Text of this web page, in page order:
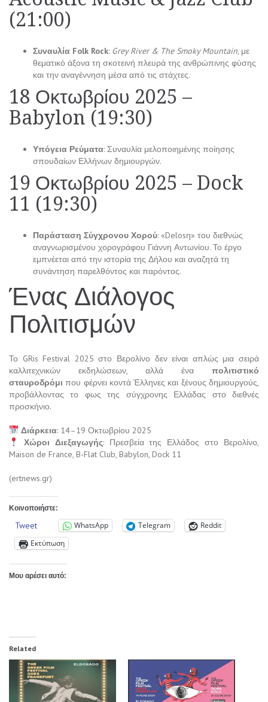
(21:00)
Συναυλία Folk Rock: Grey River & The Smoky Mountain, με
θεματικό άξονα τη σκοτεινή πλευρά της ανθρώπινης φύσης
και την αναγέννηση μέσα από τις στάχτες.
18 Οκτωβρίου 2025 –
Babylon (19:30)
Υπόγεια Ρεύματα: Συναυλία μελοποιημένης ποίησης
σπουδαίων Ελλήνων δημιουργών.
19 Οκτωβρίου 2025 – Dock
11 (19:30)
Παράσταση Σύγχρονου Χορού: «Delosη» του διεθνώς
αναγνωρισμένου χορογράφου Γιάννη Αντωνίου. Το έργο
εμπνέεται από την ιστορία της Δήλου και αναζητά τη
συνάντηση παρελθόντος και παρόντος.
Ένας Διάλογος
Πολιτισμών
Το GRis Festival 2025 στο Βερολίνο δεν είναι απλώς μια σειρά
καλλιτεχνικών εκδηλώσεων, αλλά ένα πολιτιστικό
σταυροδρόμι που φέρνει κοντά Έλληνες και ξένους δημιουργούς,
προβάλλοντας το φως της σύγχρονης Ελλάδας στο διεθνές
προσκήνιο.
Διάρκεια: 14–19 Οκτωβρίου 2025
Χώροι Διεξαγωγής: Πρεσβεία της Ελλάδος στο Βερολίνο,
Maison de France, B-Flat Club, Babylon, Dock 11
(ertnews.gr)
Κοινοποιήστε:
Tweet WhatsApp Telegram
Reddit
Εκτύπωση
Μου αρέσει αυτό:
Related